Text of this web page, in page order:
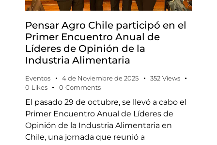
Pensar Agro Chile participó en el
Primer Encuentro Anual de
Líderes de Opinión de la
Industria Alimentaria
Eventos 4 de Noviembre de 2025 352 Views
0 Likes 0 Comments
El pasado 29 de octubre, se llevó a cabo el
Primer Encuentro Anual de Líderes de
Opinión de la Industria Alimentaria en
Chile, una jornada que reunió a